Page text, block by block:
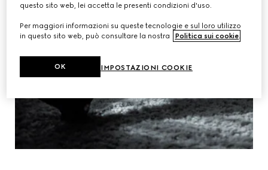
questo sito web, lei accetta le presenti condizioni d'uso.
Per maggiori informazioni su queste tecnologie e sul loro utilizzo
in questo sito web, può consultare la nostra
Politica sui cookie
IMPOSTAZIONI COOKIE
OK